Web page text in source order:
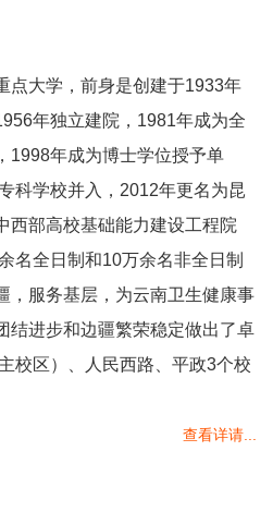
点大学，前身是创建于1933年
年独立建院，1981年成为全
1998年成为博士学位授予单
科学校并入，2012年更名为昆
西部高校基础能力建设工程院
名全日制和10万余名非全日制
，服务基层，为云南卫生健康事
结进步和边疆繁荣稳定做出了卓
校区）、人民西路、平政3个校
查看详请...